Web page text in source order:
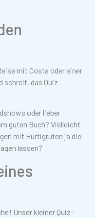
mit Costa oder einer
schreit, das Quiz
oder lieber
guten Buch? Vielleicht
mit Hurtigruten ja die
lassen?
Unser kleiner Quiz-